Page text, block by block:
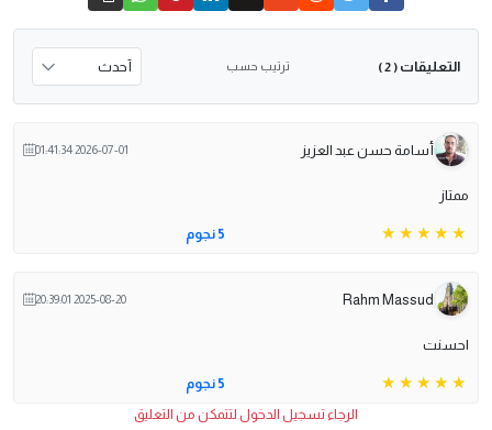
التعليقات ( 2 ) ترتيب حسب
أسامة حسن عبد العزيز 2026-07-01 01:41:34
ممتاز
5 نجوم
Rahm Massud
2025-08-20 20:39:01
احسنت
5 نجوم
الرجاء تسجيل الدخول لتتمكن من التعليق